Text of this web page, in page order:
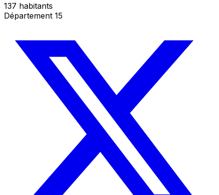
137 habitants
Département 15